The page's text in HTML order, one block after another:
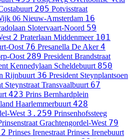
205 Potvisstraat
06 Nieuw-Amsterdam 16
Slotervaart-Noord 59
2 Praterlaan Middenmeer 101
Oost 76 Presanella De Aker 4
Oost 289 President Brandstraat
Kennedylaan Scheldebuurt 850
Rijnbuurt 36 President Steynplantsoen
Steynstraat Transvaalbuurt 67
423 Prins Bernhardplein
Haarlemmerbuurt 428
West 3.259 Prinsenhofssteeg
Grachtengordel-West 79
2 Prinses Irenestraat Prinses Irenebuurt